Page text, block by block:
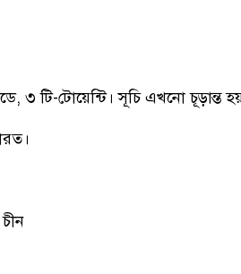
৩ টি-টোয়েন্টি। সূচি এখনো চূড়ান্ত